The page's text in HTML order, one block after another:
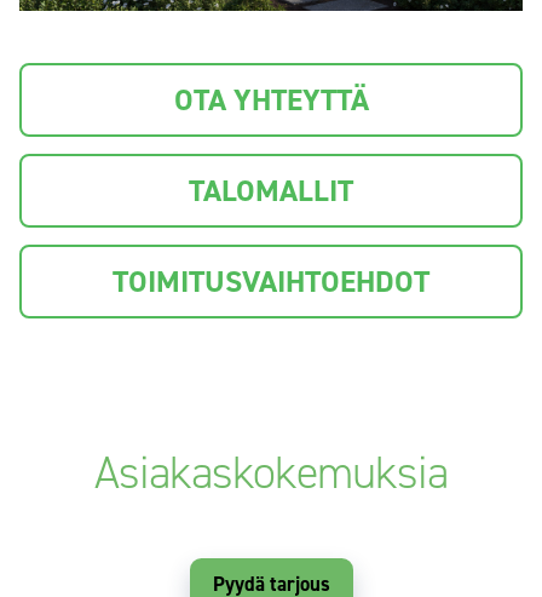
OTA YHTEYTTÄ
TALOMALLIT
TOIMITUSVAIHTOEHDOT
Asiakaskokemuksia
Pyydä tarjous